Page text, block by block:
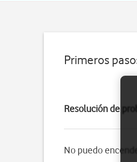
Primeros
Resolución de
No puedo